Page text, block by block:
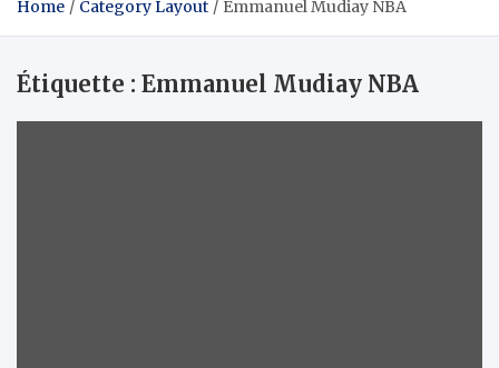
Home Category Layout Emmanuel Mudiay NBA
Étiquette : Emmanuel Mudiay NBA